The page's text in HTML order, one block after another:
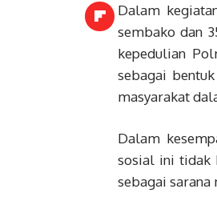
Dalam
sembako dan
kepedulian
sebagai
masyarakat
Dalam
sosial ini tidak
sebagai